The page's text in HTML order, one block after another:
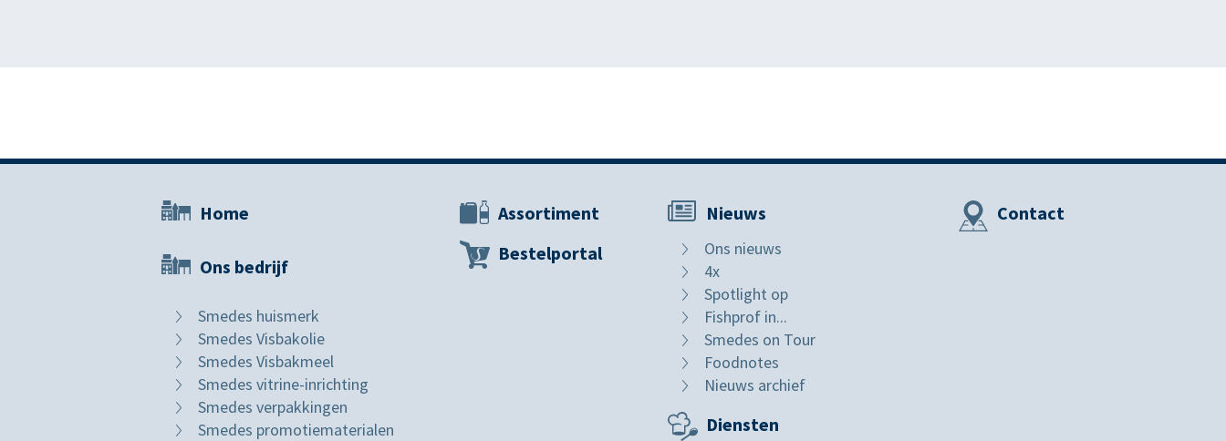
Home
Ons bedrijf
Smedes huismerk
Smedes Visbakolie
Smedes Visbakmeel
Smedes vitrine-inrichting
Smedes verpakkingen
Smedes promotiematerialen
Assortiment
Bestelportal
Nieuws
Ons nieuws
4x
Spotlight op
Fishprof in...
Smedes on Tour
Foodnotes
Nieuws archief
Diensten
Contact